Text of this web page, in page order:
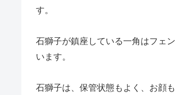
す。
石獅子が鎮座している一角はフェ
います。
石獅子は、保管状態もよく、お顔